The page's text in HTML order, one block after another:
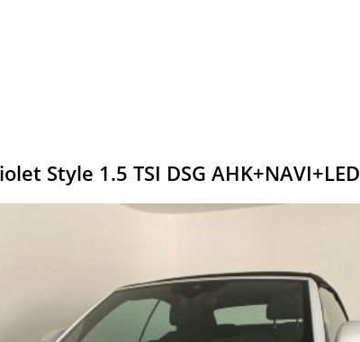
Style 1.5 TSI DSG AHK+NAVI+LED